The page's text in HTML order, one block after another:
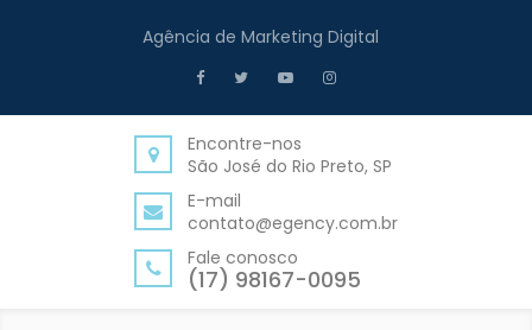
Agência de Marketing Digital
Encontre-nos
São José do Rio Preto, SP
E-mail
contato@egency.com.br
Fale conosco
(17) 98167-0095